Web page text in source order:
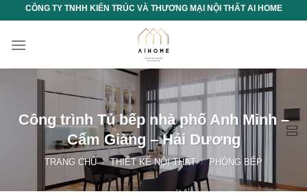
Chuyển
nội
CÔNG TY TNHH KIẾN TRÚC VÀ THƯƠNG MẠI NỘI THẤT AI HOME
Công trình Tủ bếp nhà phố Anh Minh –
Cẩm Giàng – Hải Dương
TRANG CHỦ / THIẾT KẾ NỘI THẤT / PHÒNG BẾP